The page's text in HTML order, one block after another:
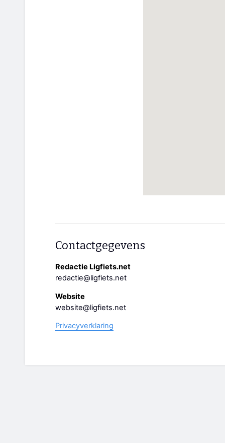
Contactgegevens
Redactie Ligfiets.net
redactie@ligfiets.net
Website
website@ligfiets.net
Privacyverklaring